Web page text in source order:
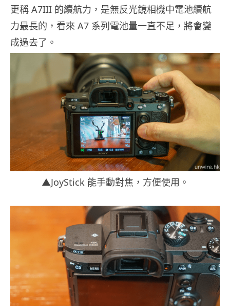
更稱 A7III 的續航力，是無反光鏡相機中電池續航
力最長的，看來 A7 系列電池量一直不足，將會變
成過去了。
▲JoyStick 能手動對焦，方便使用。